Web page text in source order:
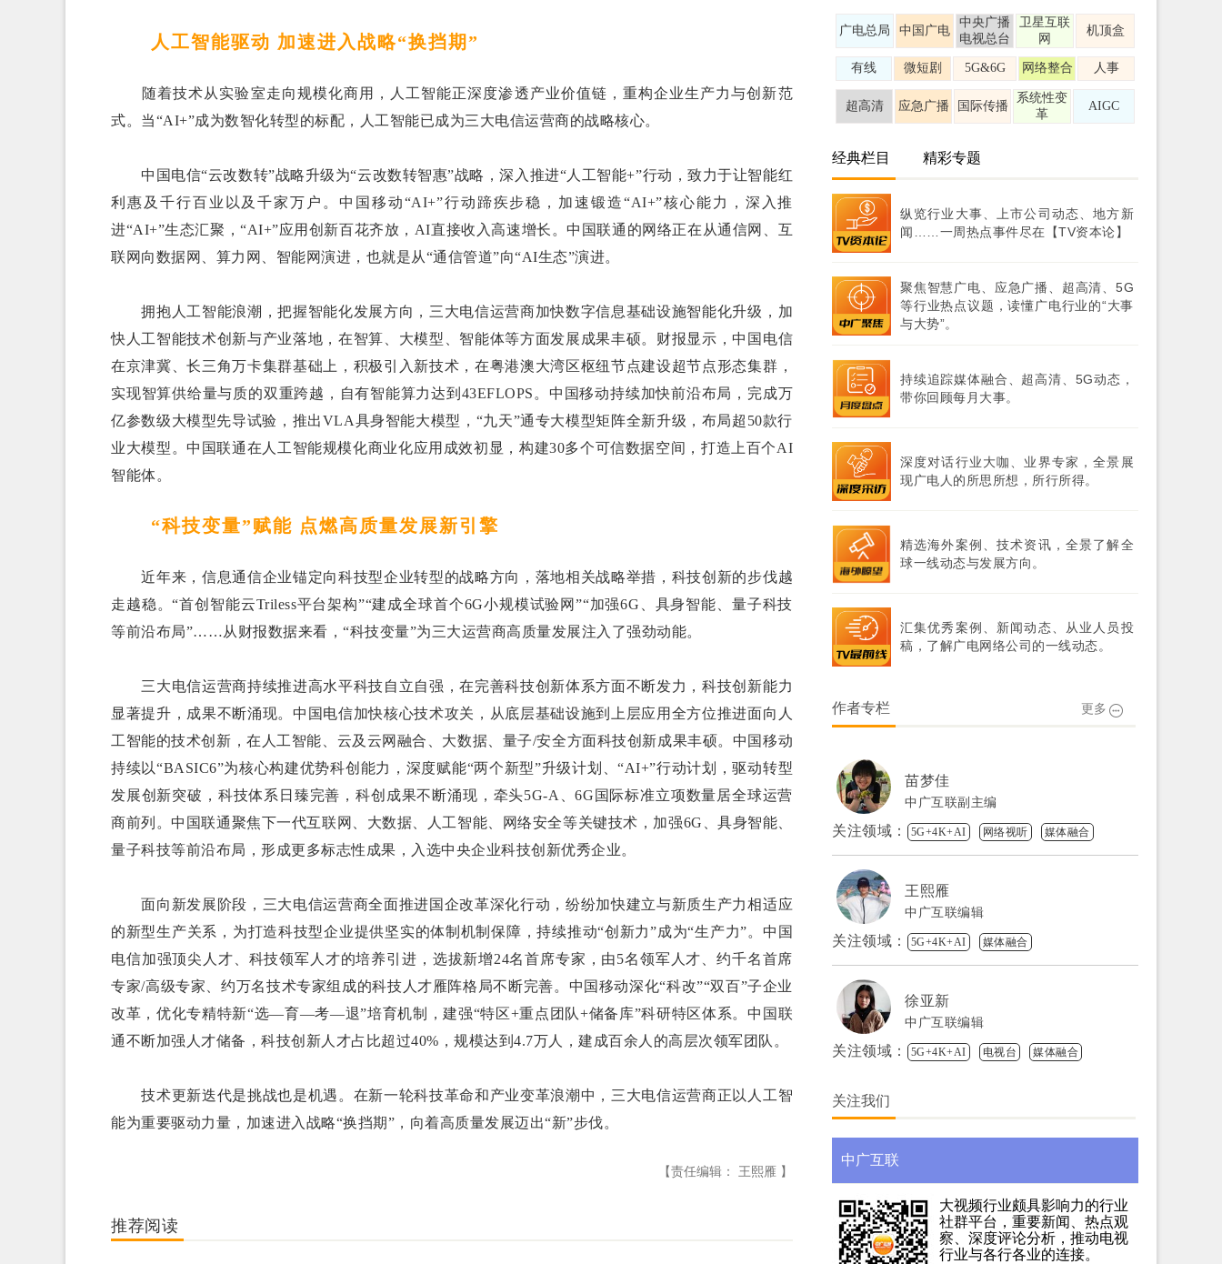
人工智能驱动 加速进入战略“换挡期”
随着技术从实验室走向规模化商用，人工智能正深度渗透产业价值链，重构企业生产力与创新范
式。当“AI+”成为数智化转型的标配，人工智能已成为三大电信运营商的战略核心。
中国电信“云改数转”战略升级为“云改数转智惠”战略，深入推进“人工智能+”行动，致力于让智能红
利惠及千行百业以及千家万户。中国移动“AI+”行动蹄疾步稳，加速锻造“AI+”核心能力，深入推
进“AI+”生态汇聚，“AI+”应用创新百花齐放，AI直接收入高速增长。中国联通的网络正在从通信网、互
联网向数据网、算力网、智能网演进，也就是从“通信管道”向“AI生态”演进。
拥抱人工智能浪潮，把握智能化发展方向，三大电信运营商加快数字信息基础设施智能化升级，加
快人工智能技术创新与产业落地，在智算、大模型、智能体等方面发展成果丰硕。财报显示，中国电信
在京津冀、长三角万卡集群基础上，积极引入新技术，在粤港澳大湾区枢纽节点建设超节点形态集群，
实现智算供给量与质的双重跨越，自有智能算力达到43EFLOPS。中国移动持续加快前沿布局，完成万
亿参数级大模型先导试验，推出VLA具身智能大模型，“九天”通专大模型矩阵全新升级，布局超50款行
业大模型。中国联通在人工智能规模化商业化应用成效初显，构建30多个可信数据空间，打造上百个AI
智能体。
“科技变量”赋能 点燃高质量发展新引擎
近年来，信息通信企业锚定向科技型企业转型的战略方向，落地相关战略举措，科技创新的步伐越
走越稳。“首创智能云Triless平台架构”“建成全球首个6G小规模试验网”“加强6G、具身智能、量子科技
等前沿布局”……从财报数据来看，“科技变量”为三大运营商高质量发展注入了强劲动能。
三大电信运营商持续推进高水平科技自立自强，在完善科技创新体系方面不断发力，科技创新能力
显著提升，成果不断涌现。中国电信加快核心技术攻关，从底层基础设施到上层应用全方位推进面向人
工智能的技术创新，在人工智能、云及云网融合、大数据、量子/安全方面科技创新成果丰硕。中国移动
持续以“BASIC6”为核心构建优势科创能力，深度赋能“两个新型”升级计划、“AI+”行动计划，驱动转型
发展创新突破，科技体系日臻完善，科创成果不断涌现，牵头5G-A、6G国际标准立项数量居全球运营
商前列。中国联通聚焦下一代互联网、大数据、人工智能、网络安全等关键技术，加强6G、具身智能、
量子科技等前沿布局，形成更多标志性成果，入选中央企业科技创新优秀企业。
面向新发展阶段，三大电信运营商全面推进国企改革深化行动，纷纷加快建立与新质生产力相适应
的新型生产关系，为打造科技型企业提供坚实的体制机制保障，持续推动“创新力”成为“生产力”。中国
电信加强顶尖人才、科技领军人才的培养引进，选拔新增24名首席专家，由5名领军人才、约千名首席
专家/高级专家、约万名技术专家组成的科技人才雁阵格局不断完善。中国移动深化“科改”“双百”子企业
改革，优化专精特新“选—育—考—退”培育机制，建强“特区+重点团队+储备库”科研特区体系。中国联
通不断加强人才储备，科技创新人才占比超过40%，规模达到4.7万人，建成百余人的高层次领军团队。
技术更新迭代是挑战也是机遇。在新一轮科技革命和产业变革浪潮中，三大电信运营商正以人工智
能为重要驱动力量，加速进入战略“换挡期”，向着高质量发展迈出“新”步伐。
【责任编辑： 王熙雁 】
推荐阅读
广电总局 中国广电
中央广播
电视总台
卫星互联
网
机顶盒
有线 微短剧 5G&6G 网络整合 人事
超高清 应急广播 国际传播
系统性变
革
AIGC
经典栏目 精彩专题
纵览行业大事、上市公司动态、地方新
闻……一周热点事件尽在【TV资本论】
聚焦智慧广电、应急广播、超高清、5G
等行业热点议题，读懂广电行业的“大事
与大势”。
持续追踪媒体融合、超高清、5G动态，
带你回顾每月大事。
深度对话行业大咖、业界专家，全景展
现广电人的所思所想，所行所得。
精选海外案例、技术资讯，全景了解全
球一线动态与发展方向。
汇集优秀案例、新闻动态、从业人员投
稿，了解广电网络公司的一线动态。
作者专栏 更多
苗梦佳
中广互联副主编
关注领域： 5G+4K+AI 网络视听 媒体融合
王熙雁
中广互联编辑
关注领域： 5G+4K+AI 媒体融合
徐亚新
中广互联编辑
关注领域： 5G+4K+AI 电视台 媒体融合
关注我们
中广互联
大视频行业颇具影响力的行业
社群平台，重要新闻、热点观
察、深度评论分析，推动电视
行业与各行各业的连接。